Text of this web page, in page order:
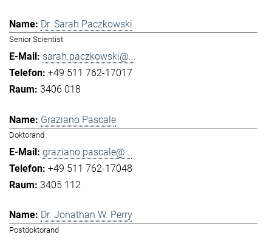
Dr. Sarah Paczkowski
Senior Scientist
sarah.paczkowski@...
+49 511 762-17017
3406 018
Graziano Pascale
Doktorand
graziano.pascale@...
+49 511 762-17048
3405 112
Dr. Jonathan W. Perry
Postdoktorand